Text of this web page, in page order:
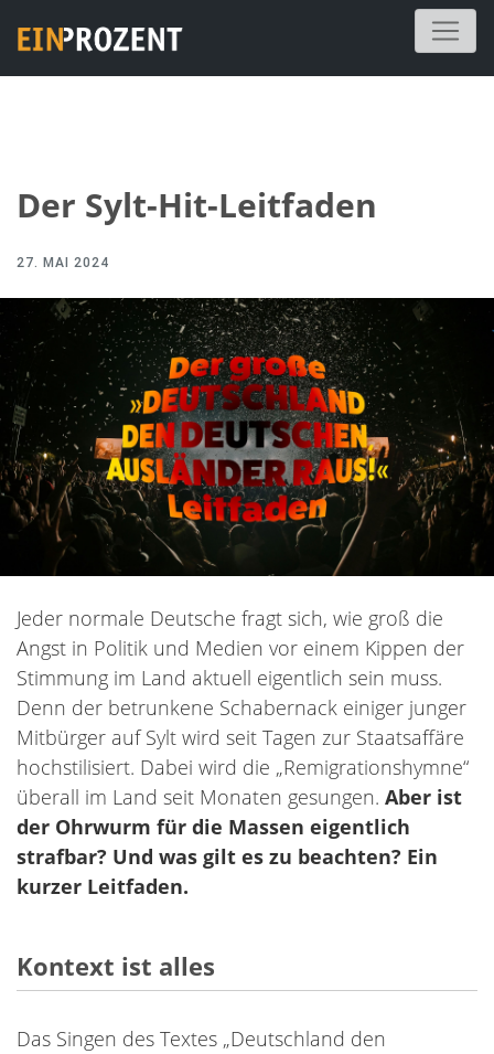
Der Sylt-Hit-Leitfaden
27. MAI 2024
Jeder normale Deutsche fragt sich, wie groß die
Angst in Politik und Medien vor einem Kippen der
Stimmung im Land aktuell eigentlich sein muss.
Denn der betrunkene Schabernack einiger junger
Mitbürger auf Sylt wird seit Tagen zur Staatsaffäre
hochstilisiert. Dabei wird die „Remigrationshymne“
überall im Land seit Monaten gesungen. Aber ist
der Ohrwurm für die Massen eigentlich
strafbar? Und was gilt es zu beachten? Ein
kurzer Leitfaden.
Kontext ist alles
Das Singen des Textes „Deutschland den